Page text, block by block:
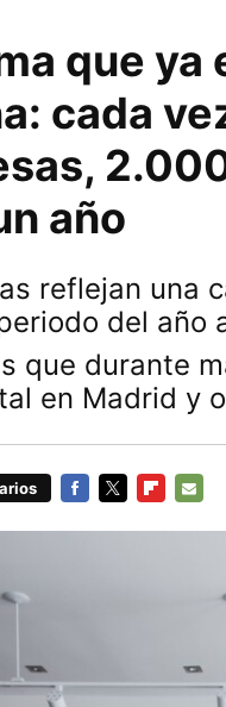
que ya
cada
año
reflejan una
del año
que durante
en Madrid y